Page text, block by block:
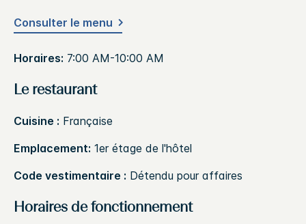
Consulter le menu
Horaires: 7:00 AM-10:00 AM
Le restaurant
Cuisine : Française
Emplacement: 1er étage de l'hôtel
Code vestimentaire : Détendu pour affaires
Horaires de fonctionnement